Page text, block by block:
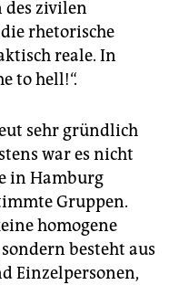
zivilen
rhetorische
reale. In
to hell!“.
sehr gründlich
war es nicht
in Hamburg
Gruppen.
homogene
besteht aus
Einzelpersonen,